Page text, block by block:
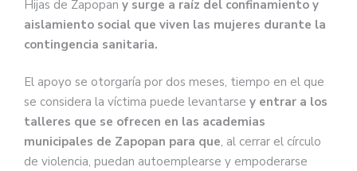
(@PabloLemusN)May 12, 2020
Hijas de Zapopan y surge a raíz del confinamiento y
aislamiento social que viven las mujeres durante la
contingencia sanitaria.
El apoyo se otorgaría por dos meses, tiempo en el que
se considera la víctima puede levantarse y entrar a los
talleres que se ofrecen en las academias
municipales de Zapopan para que, al cerrar el círculo
de violencia, puedan autoemplearse y empoderarse